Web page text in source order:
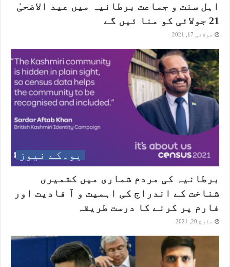
اہل سنت و جماعت برطانیہ میں عید الاضحیٰ
21 جولائی کو منا ئیں گے
جولائی 17, 2021
یو۔کے نیوز
برطانیہ کی مردم شماری میں کشمیری
شناخت کے اندراج کی اہمیت و آ فادیت اور
فارم پر کرنے کا درست طریقہ
مارچ 20, 2021